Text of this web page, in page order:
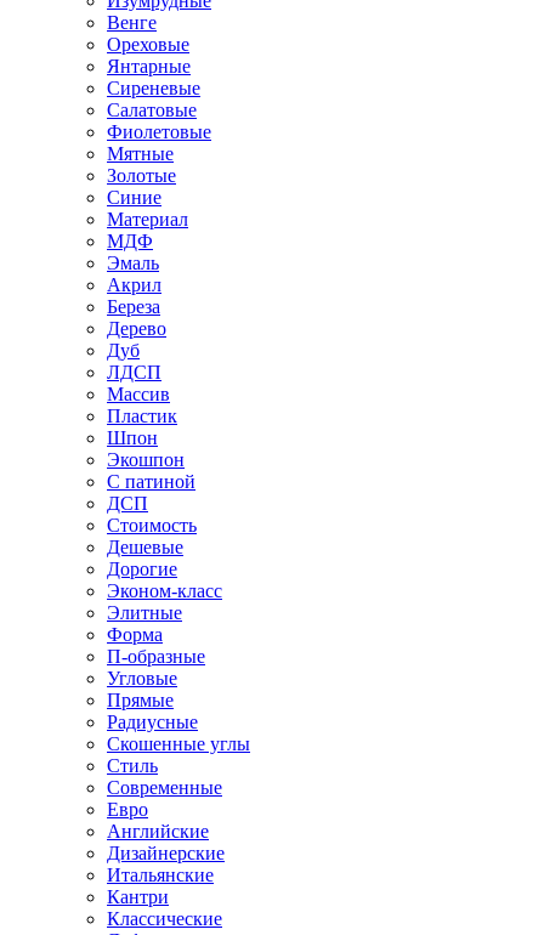
Венге
Ореховые
Янтарные
Сиреневые
Салатовые
Фиолетовые
Мятные
Золотые
Синие
Материал
МДФ
Эмаль
Акрил
Береза
Дерево
Дуб
ЛДСП
Массив
Пластик
Шпон
Экошпон
С патиной
ДСП
Стоимость
Дешевые
Дорогие
Эконом-класс
Элитные
Форма
П-образные
Угловые
Прямые
Радиусные
Скошенные углы
Стиль
Современные
Евро
Английские
Дизайнерские
Итальянские
Кантри
Классические